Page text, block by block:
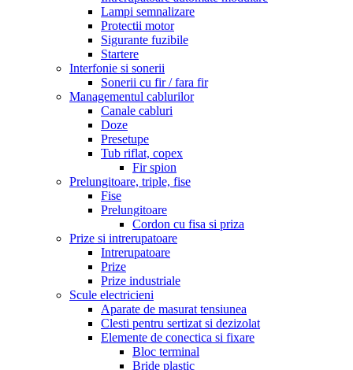
Lampi semnalizare
Protectii motor
Sigurante fuzibile
Startere
Interfonie si sonerii
Sonerii cu fir / fara fir
Managementul cablurilor
Canale cabluri
Doze
Presetupe
Tub riflat, copex
Fir spion
Prelungitoare, triple, fise
Fise
Prelungitoare
Cordon cu fisa si priza
Prize si intrerupatoare
Intrerupatoare
Prize
Prize industriale
Scule electricieni
Aparate de masurat tensiunea
Clesti pentru sertizat si dezizolat
Elemente de conectica si fixare
Bloc terminal
Bride plastic